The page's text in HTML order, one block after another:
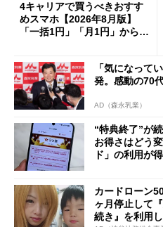
4キャリアで買うべきおすす
めスマホ【2026年8月版】
「一括1円」「月1円」からお
「気になって
発。感動の70
AD（森永乳業）
“特典終了”が
お得さはどう
ド」の利用が
カードローン
ヶ月停止して
続き』を利用し